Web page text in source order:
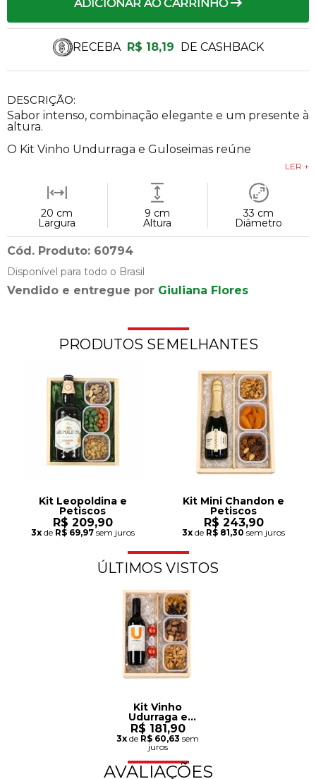
DESCRIÇÃO:
Sabor intenso, combinação elegante e um presente à
altura.
O Kit Vinho Undurraga e Guloseimas reúne
LER +
20 cm
Largura
9 cm
Altura
33 cm
Diâmetro
Cód. Produto: 60794
Disponível para todo o Brasil
Vendido e entregue por Giuliana Flores
RECEBA R$ 18,19 DE CASHBACK
ADICIONAR AO CARRINHO
PRODUTOS SEMELHANTES
Kit Leopoldina e
Petiscos
R$ 209,90
3xde R$ 69,97sem juros
Kit Mini Chandon e
Petiscos
R$ 243,90
3x de R$ 81,30 sem juros
ÚLTIMOS VISTOS
Kit Vinho
Udurraga e
Guloseimas
R$ 181,90
3xde R$ 60,63 sem
juros
AVALIAÇÕES